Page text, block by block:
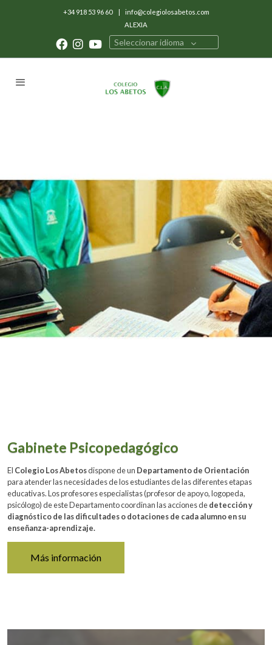
+34 918 53 96 60 |
info@colegiolosabetos.com
ALEXIA
Seleccionar idioma
Gabinete Psicopedagógico
El Colegio Los Abetosdispone de un Departamento de Orientación
para atender las necesidades de los estudiantes de las diferentes etapas
educativas. Los profesores especialistas (profesor de apoyo, logopeda,
psicólogo) de este Departamento coordinan las acciones dedetección y
diagnóstico de las dificultades o dotaciones de cada alumno en su
enseñanza-aprendizaje.
Más información